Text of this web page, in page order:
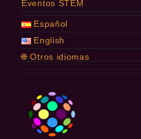
Eventos STEM
Español
English
🌐 Otros idiomas